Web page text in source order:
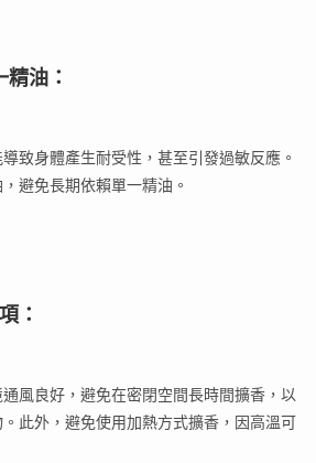
油：
致身體產生耐受性，甚至引發過敏反應。
避免長期依賴單一精油。
：
風良好，避免在密閉空間長時間擴香，以
此外，避免使用加熱方式擴香，因高溫可